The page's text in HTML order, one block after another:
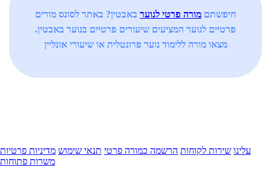
חיפשתם מורה פרטי לנוער באבטין? באתר לסונס מורים
פרטיים לנוער המציעים שיעורים פרטיים בנוער באבטין.
מצאו מורה ללימוד נוער פרונטלית או שיעורי אונליין
עלינו שירות לקוחות הרשמה כמורה פרטי תנאי שימוש מדיניות פרטיות
משרות פתוחות